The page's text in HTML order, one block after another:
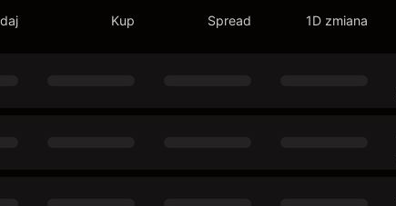
Kup Spread 1D zmiana